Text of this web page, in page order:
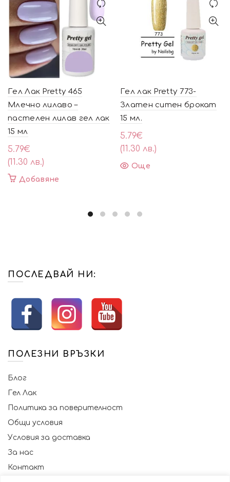
Гел Лак Pretty 465
Млечно лилаво –
пастелен лилав гел лак
15 мл
5.79€
(11.30 лв.)
Добавяне
Гел лак Pretty 773-
Златен ситен брокат
15 мл.
5.79€
(11.30 лв.)
Още
ПОСЛЕДВАЙ НИ:
ПОЛЕЗНИ ВРЪЗКИ
Блог
Гел Лак
Политика за поверителност
Общи условия
Условия за доставка
За нас
Контакт